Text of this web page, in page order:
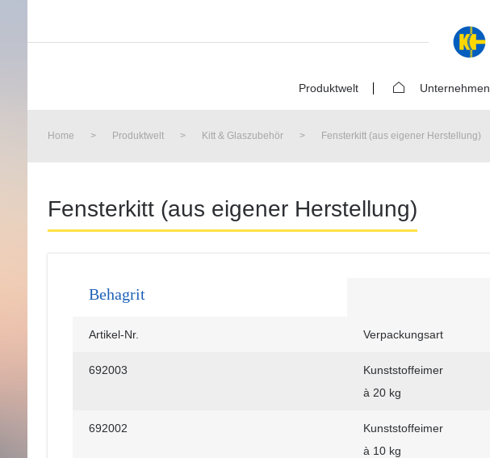
primary
main
primary
footer
Produktwelt Unternehmen
Home > Produktwelt > Kitt & Glaszubehör > Fensterkitt (aus eigener Herstellung)
Fensterkitt (aus eigener Herstellung)
Behagrit
Artikel-Nr. Verpackungsart
692003
Kunststoffeimer
à 20 kg
692002
Kunststoffeimer
à 10 kg